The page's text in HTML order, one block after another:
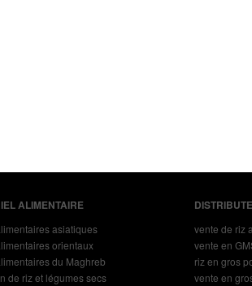
ALIMENTAIRE
asiatiques
orientaux
du Maghreb
de riz et légumes secs
vente de riz
vente en
riz en gros
vente en